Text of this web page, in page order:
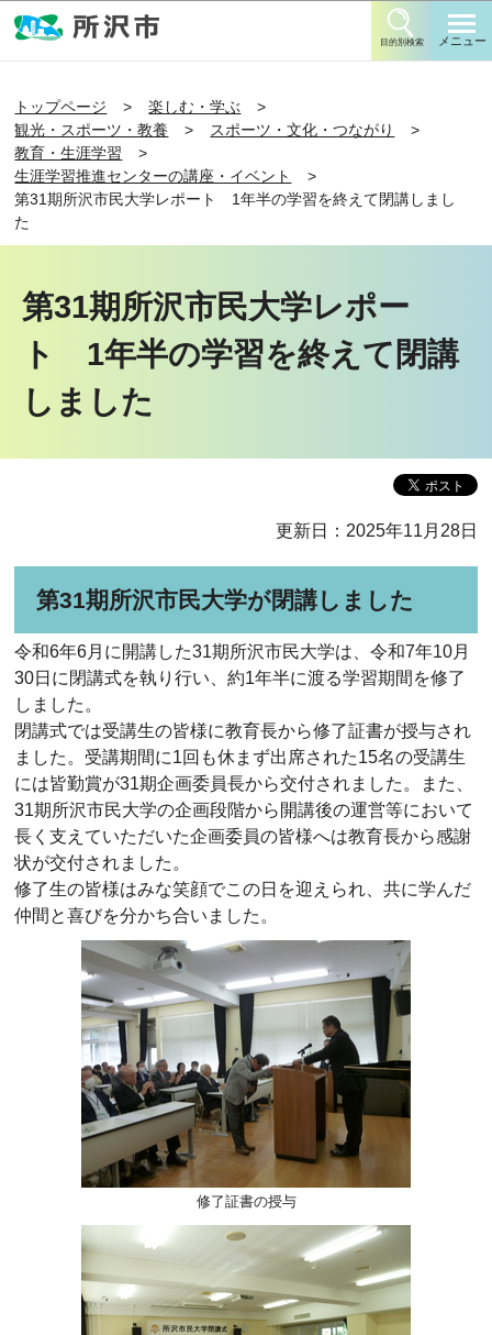
目的別検索 メニュー
トップページ
楽しむ・学ぶ
観光・スポーツ・教養
スポーツ・文化・つながり
教育・生涯学習
生涯学習推進センターの講座・イベント
第31期所沢市民大学レポート 1年半の学習を終えて閉講しまし
た
第31期所沢市民大学レポー
ト 1年半の学習を終えて閉講
しました
更新日：2025年11月28日
第31期所沢市民大学が閉講しました
令和6年6月に開講した31期所沢市民大学は、令和7年10月
30日に閉講式を執り行い、約1年半に渡る学習期間を修了
しました。
閉講式では受講生の皆様に教育長から修了証書が授与され
ました。受講期間に1回も休まず出席された15名の受講生
には皆勤賞が31期企画委員長から交付されました。また、
31期所沢市民大学の企画段階から開講後の運営等において
長く支えていただいた企画委員の皆様へは教育長から感謝
状が交付されました。
修了生の皆様はみな笑顔でこの日を迎えられ、共に学んだ
仲間と喜びを分かち合いました。
修了証書の授与